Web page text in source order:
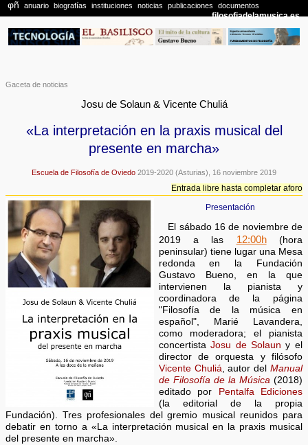
Gaceta de noticias
Josu de Solaun & Vicente Chuliá
«La interpretación en la praxis musical del
presente en marcha»
Escuela de Filosofía de Oviedo 2019-2020 (Asturias), 16 noviembre 2019
Entrada libre hasta completar aforo
Presentación
El sábado 16 de noviembre de
2019 a las 12:00h(hora
peninsular) tiene lugar una Mesa
redonda en la Fundación
Gustavo Bueno, en la que
intervienen la pianista y
coordinadora de la página
"Filosofía de la música en
español", Marié Lavandera,
como moderadora; el pianista
concertistaJosu de Solaun y el
director de orquesta y filósofo
Vicente Chuliá, autor del Manual
de Filosofía de la Música(2018)
editado por
Pentalfa Ediciones
(la editorial de la propia
Fundación). Tres profesionales del gremio musical reunidos para
debatir en torno a «La interpretación musical en la praxis musical
del presente en marcha».